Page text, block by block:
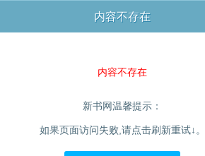
内容不存在
内容不存在
新书网温馨提示：
如果页面访问失败,请点击刷新重试↓。